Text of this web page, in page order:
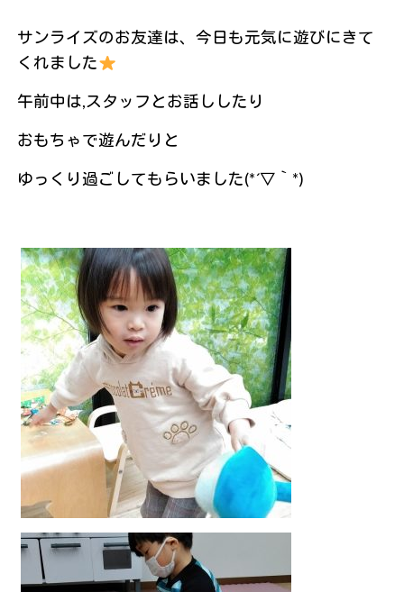
サンライズのお友達は、今日も元気に遊びにきて
くれました
午前中は,スタッフとお話ししたり
おもちゃで遊んだりと
ゆっくり過ごしてもらいました(*´▽｀*)